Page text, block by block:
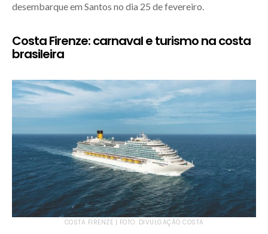
desembarque em Santos no dia 25 de fevereiro.
Costa Firenze: carnaval e turismo na costa
brasileira
COSTA FIRENZE | FOTO: DIVULGAÇÃO COSTA